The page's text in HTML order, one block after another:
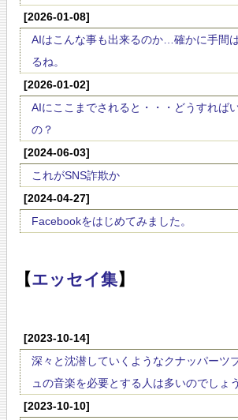
[2026-01-08]
AIはこんな事も出来るのか…確かに手間
るね。
[2026-01-02]
AIにここまでされると・・・どうすれば
の？
[2024-06-03]
これがSNS詐欺か
[2024-04-27]
Facebookをはじめてみました。
【エッセイ集】
[2023-10-14]
深々と沈潜していくようなクナッパーツ
ュの音楽を必要とする人は多いのでしょう
[2023-10-10]